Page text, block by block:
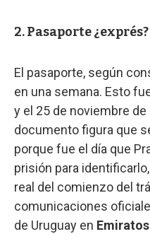
2. Pasaporte ¿exprés?
El pasaporte, según
en una semana. Esto
y el 25 de noviembre de
documento figura que
porque fue el día que
prisión para
real del comienzo del
comunicaciones
de Uruguay en